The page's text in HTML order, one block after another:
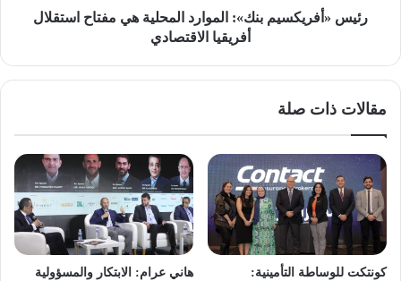
الاقتصادي
رئيس «أفريكسيم بنك»: الموارد المحلية هي مفتاح استقلال
أفريقيا الاقتصادي
مقالات ذات صلة
كونتكت للوساطة التأمينية:
هاني عرام: الابتكار والمسؤولية